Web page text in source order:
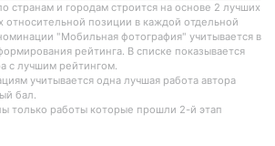
странам и городам строится на основе 2 лучших
относительной позиции в каждой отдельной
"Мобильная фотография" учитывается в
рейтинга. В списке показывается
с лучшим рейтингом.
учитывается одна лучшая работа автора
бал.
только работы которые прошли 2-й этап